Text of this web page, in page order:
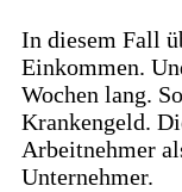
In diesem Fall
Einkommen.
Wochen lang.
Krankengeld.
Arbeitnehmer
Unternehmer.